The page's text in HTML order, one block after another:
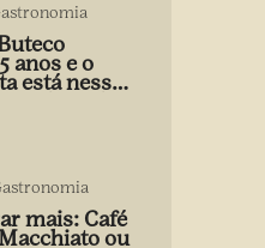
anos e o
está nessa
mais: Café
ou